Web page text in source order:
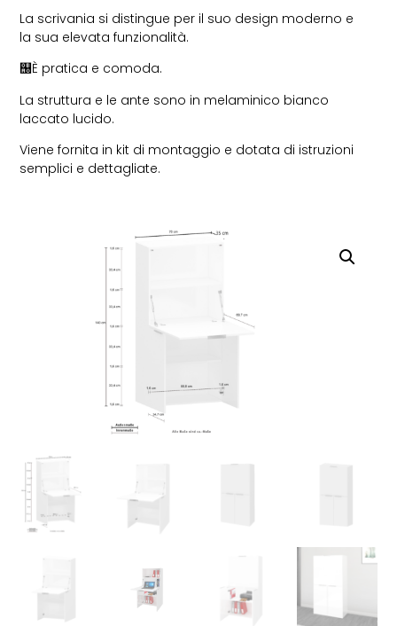
La scrivania si distingue per il suo design moderno e
la sua elevata funzionalità.
஠È pratica e comoda.
La struttura e le ante sono in melaminico bianco
laccato lucido.
Viene fornita in kit di montaggio e dotata di istruzioni
semplici e dettagliate.